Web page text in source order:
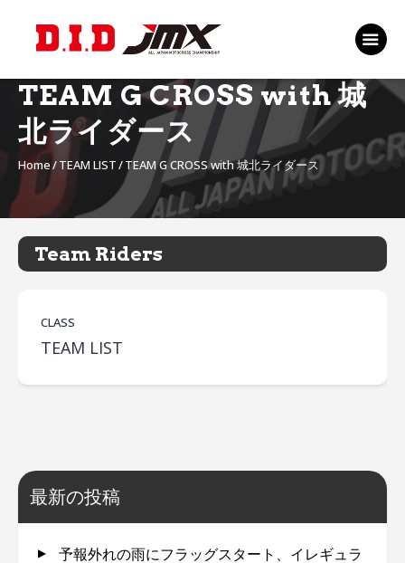
TEAM G CROSS with 城
北ライダース
Home TEAM LIST TEAM G CROSS with 城北ライダース
TOP
RANKING 2026
RIDERS 2026
SPONSORS
TICKET
MSP Motosports
Promotion TOP
Team Riders
CLASS
TEAM LIST
最新の投稿
予報外れの雨にフラッグスタート、イレギュラ